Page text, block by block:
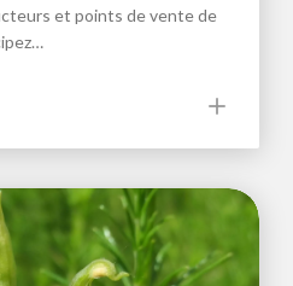
et points de vente de